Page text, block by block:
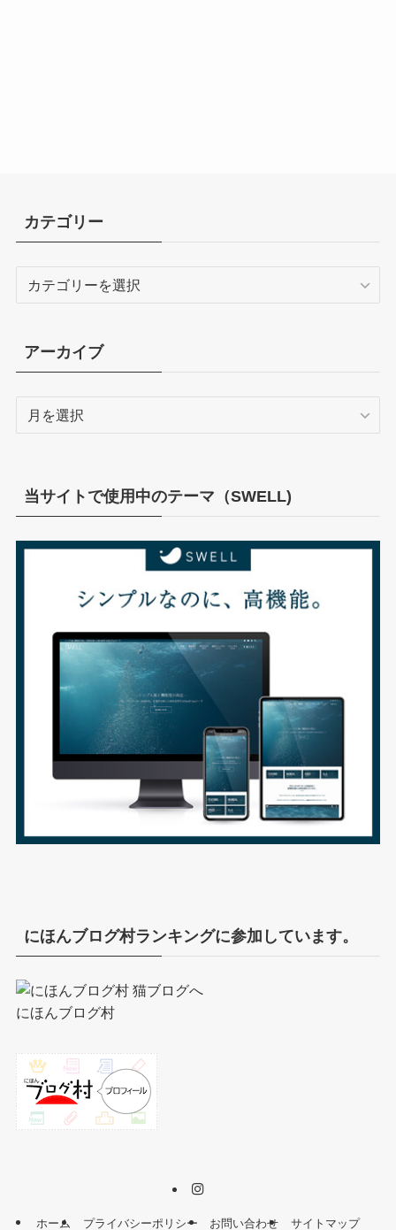
カテゴリー
ー
アーカイブ
ブ当サイトで使用中のテーマ（SWELL)
にほんブログ村ランキングに参加しています。
にほんブログ村
ホーム プライバシーポリシー お問い合わせ サイトマップ